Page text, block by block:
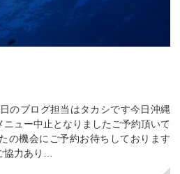
のブログ担当はタカシです今日沖縄
ュー中止となりましたご予約頂いて
の機会にご予約お待ちしております
協力あり…